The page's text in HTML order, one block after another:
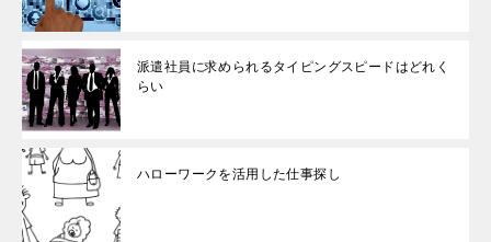
派遣社員に求められるタイピングスピードはどれく
らい
ハローワークを活用した仕事探し